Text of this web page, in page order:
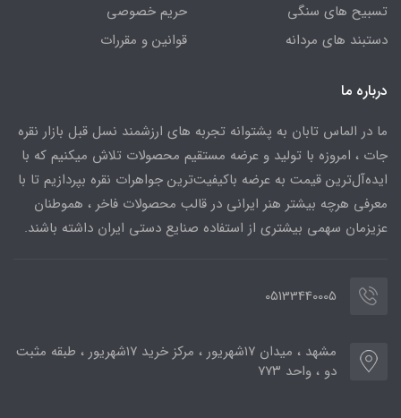
تسبیح های سنگی
دستبند های مردانه
حریم خصوصی
قوانین و مقررات
درباره ما
ما در الماس تابان به پشتوانه تجربه های ارزشمند نسل قبل بازار نقره
جات ، امروزه با تولید و عرضه مستقیم محصولات تلاش میکنیم که با
ایده‌آل‌ترین قیمت به عرضه باکیفیت‌ترین جواهرات نقره بپردازیم تا با
معرفی هرچه بیشتر هنر ایرانی در قالب محصولات فاخر ، هموطنان
عزیزمان سهمی بیشتری از استفاده صنایع دستی ایران داشته باشند.
05133440005
مشهد ، میدان ۱۷شهریور ، مرکز خرید ۱۷شهریور ، طبقه مثبت
دو ، واحد ۷۷۳